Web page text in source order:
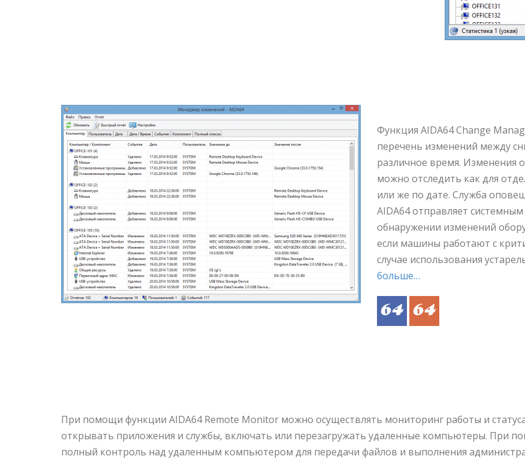
Функция AIDA64 Change
перечень изменений между
различное время. Изменения
можно отследить как для
или же по дате. Служба
AIDA64 отправляет
обнаружении изменений
если машины работают с
случае использования
больше…
При помощи функции AIDA64 Remote Monitor можно осуществлять мониторинг работы и
открывать приложения и службы, включать или перезагружать удаленные компьютеры. При
полный контроль над удаленным компьютером для передачи файлов и выполнения